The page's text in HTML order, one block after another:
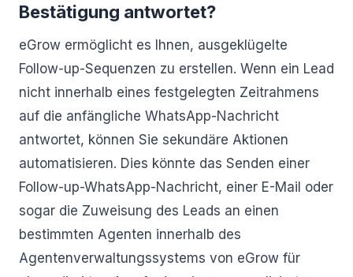
Bestätigung antwortet?
eGrow ermöglicht es Ihnen, ausgeklügelte
Follow-up-Sequenzen zu erstellen. Wenn ein Lead
nicht innerhalb eines festgelegten Zeitrahmens
auf die anfängliche WhatsApp-Nachricht
antwortet, können Sie sekundäre Aktionen
automatisieren. Dies könnte das Senden einer
Follow-up-WhatsApp-Nachricht, einer E-Mail oder
sogar die Zuweisung des Leads an einen
bestimmten Agenten innerhalb des
Agentenverwaltungssystems von eGrow für